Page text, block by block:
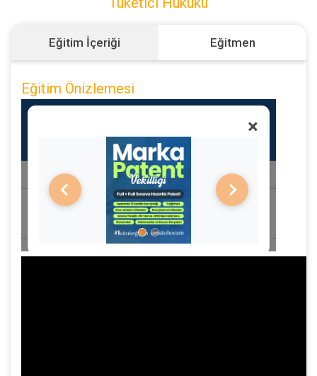
Eğitim İçeriği Eğitmen
Eğitim Önizlemesi